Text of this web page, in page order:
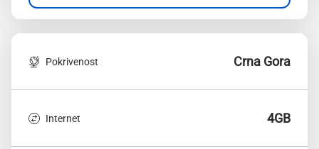
Pokrivenost Crna Gora
Internet 4GB